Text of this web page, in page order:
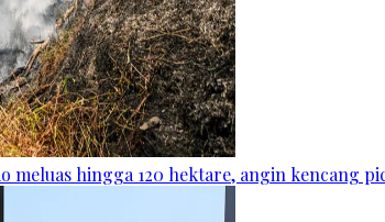
meluas hingga 120 hektare, angin kencang